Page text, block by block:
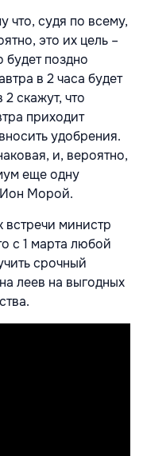
что, судя по всему,
это их цель –
будет поздно
в 2 часа будет
2 скажут, что
приходит
удобрения.
и, вероятно,
еще одну
Ион Морой.
министр
с 1 марта любой
срочный
леев на выгодных